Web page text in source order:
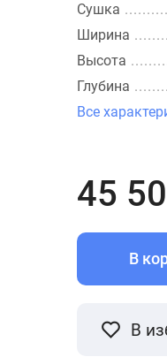
Сушка
Ширина
Высота
Глубина
Все
45
В
В